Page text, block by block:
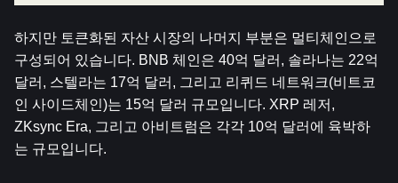
하지만 토큰화된 자산 시장의 나머지 부분은 멀티체인으로
구성되어 있습니다. BNB 체인은 40억 달러, 솔라나는 22억
달러, 스텔라는 17억 달러, 그리고 리퀴드 네트워크(비트코
인 사이드체인)는 15억 달러 규모입니다. XRP 레저,
ZKsync Era, 그리고 아비트럼은 각각 10억 달러에 육박하
는 규모입니다.